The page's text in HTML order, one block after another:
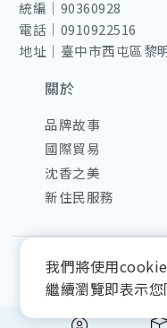
統編｜90360928
電話｜0910922516
地址｜臺中市西屯區黎
關於
品牌故事
國際貿易
沈香之美
新住民服務
COPYRIGHT ©
RIGHTS
我們將使用
繼續瀏覽即表示您